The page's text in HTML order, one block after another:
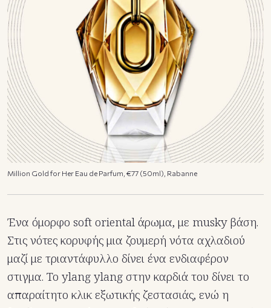
Million Gold for Her Eau de Parfum, €77 (50ml), Rabanne
Ένα όμορφο soft oriental άρωμα, με musky βάση.
Στις νότες κορυφής μια ζουμερή νότα αχλαδιού
μαζί με τριαντάφυλλο δίνει ένα ενδιαφέρον
στιγμα. Το ylang ylang στην καρδιά του δίνει το
απαραίτητο κλικ εξωτικής ζεστασιάς, ενώ η